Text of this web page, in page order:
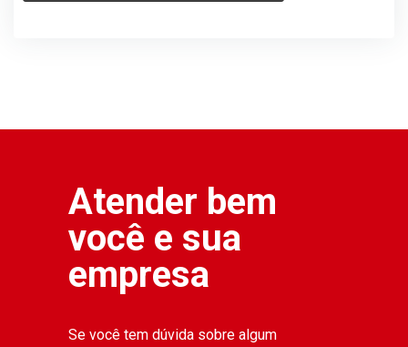
Atender bem
você e sua
empresa
Se você tem dúvida sobre algum